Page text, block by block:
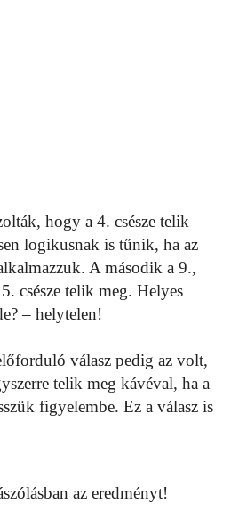
hogy a 4. csésze telik
logikusnak is tűnik, ha az
A második a 9.,
csésze telik meg. Helyes
– helytelen!
válasz pedig az volt,
telik meg kávéval, ha a
figyelembe. Ez a válasz is
az eredményt!